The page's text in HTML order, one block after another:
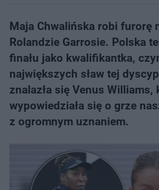
Maja Chwalińska robi furorę
Rolandzie Garrosie. Polska
finału jako kwalifikantka,
największych sław tej
znalazła się Venus Williams,
wypowiedziała się o grze
z ogromnym uznaniem.